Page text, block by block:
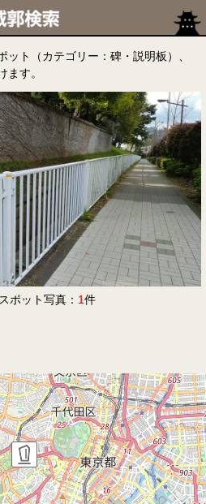
ット（カテゴリー：碑・説明板）、
ます。
ポット写真： 1件